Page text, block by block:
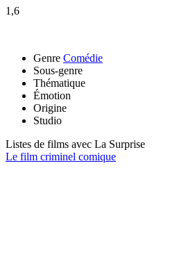
1,6
Genre Comédie
Sous-genre
Thématique
Émotion
Origine
Studio
Listes de films avec La Surprise
Le film criminel comique